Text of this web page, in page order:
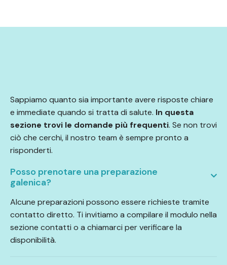
Sappiamo quanto sia importante avere risposte chiare
e immediate quando si tratta di salute. In questa
sezione trovi le domande più frequenti. Se non trovi
ciò che cerchi, il nostro team è sempre pronto a
risponderti.
Posso prenotare una preparazione
galenica?
Alcune preparazioni possono essere richieste tramite
contatto diretto. Ti invitiamo a compilare il modulo nella
sezione contatti o a chiamarci per verificare la
disponibilità.